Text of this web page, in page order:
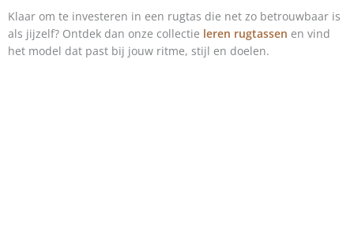
Klaar om te investeren in een rugtas die net zo betrouwbaar is
als jijzelf? Ontdek dan onze collectie leren rugtassen en vind
het model dat past bij jouw ritme, stijl en doelen.